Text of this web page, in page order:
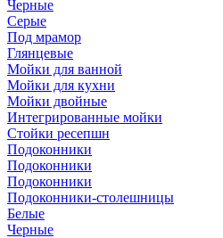
Черные
Серые
Под мрамор
Глянцевые
Мойки для ванной
Мойки для кухни
Мойки двойные
Интегрированные мойки
Стойки ресепшн
Подоконники
Подоконники
Подоконники
Подоконники-столешницы
Белые
Черные